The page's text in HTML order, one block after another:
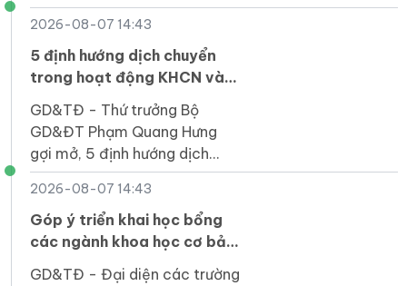
nhân sự hỗ trợ khi sắp xếp cơ
sở giáo dục công lập.
2026-08-07 14:43
5 định hướng dịch chuyển
trong hoạt động KHCN và
đổi mới sáng tạo
GD&TĐ - Thứ trưởng Bộ
GD&ĐT Phạm Quang Hưng
gợi mở, 5 định hướng dịch
chuyển trong hoạt động khoa
học, công nghệ và đổi mới
sáng tạo.
2026-08-07 14:43
Góp ý triển khai học bổng
các ngành khoa học cơ bản
và công nghệ chiến lược
GD&TĐ - Đại diện các trường